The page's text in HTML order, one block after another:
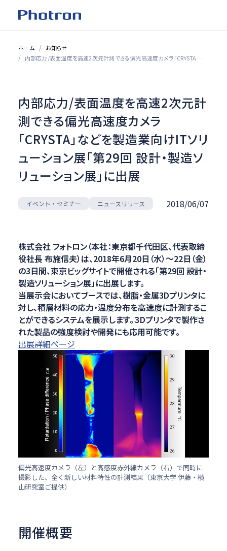
ホーム
お知らせ
内部応力/表面温度を高速2次元計測できる偏光高速度カメラ「CRYSTA」などを製造業向けITソリューション展「第29回 設計・製造ソリューション展」に出展
内部応力/表面温度を高速2次元計
測できる偏光高速度カメラ
「CRYSTA」などを製造業向けITソリ
ューション展「第29回 設計・製造ソ
リューション展」に出展
イベント・セミナー ニュースリリース 2018/06/07
株式会社 フォトロン（本社：東京都千代田区、代表取締
役社長 布施信夫）は、2018年6月20日（水）～22日（金）
の3日間、東京ビッグサイトで開催される「第29回 設計・
製造ソリューション展」に出展します。
当展示会においてブースでは、樹脂・金属3Dプリンタに
対し、積層材料の応力・温度分布を高速度に計測するこ
とができるシステムを展示します。３Dプリンタで製作さ
れた製品の強度検討や開発にも応用可能です。
出展詳細ページ
偏光高速度カメラ（左）と高感度赤外線カメラ（右）で同時に
撮影した、全く新しい材料特性の計測結果（東京大学 伊藤・横
山研究室ご提供）
開催概要